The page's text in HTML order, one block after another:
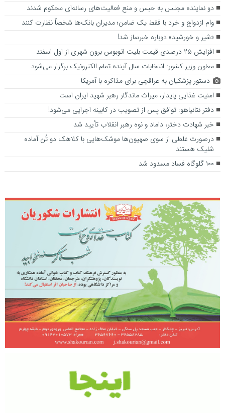
دو نماینده مجلس به حبس و منع فعالیت‌های رسانه‌ای محکوم شدند
وام ازدواج و خرد با فقط یک ضامن؛ مدیران بانک‌ها شخصاً نظارت کنند
«شیر و خورشید» دوباره خبرساز شد!
افزایش ۲۵ درصدی قیمت بلیت اتوبوس برون شهری از اول اسفند
معاون وزیر کشور: انتخابات سال آینده تمام الکترونیک برگزار می‌شود
دستور پزشکیان به عراقچی برای مذاکره با آمریکا
امنیت غذایی پایدار، میراث ماندگار رهبر شهید ایران است
دفتر نتانیاهو: توافق پس از تصویب در کابینه اجرایی می‌شود!
خبر شهادت دختر، داماد و نوه رهبر انقلاب تأیید شد
درصورت غلطی از سوی صهیون‌ها موشک‌هایی با کلاهک دو تُن آماده
شلیک هستند
۱۰۰ گلوگاه فساد مسدود شد